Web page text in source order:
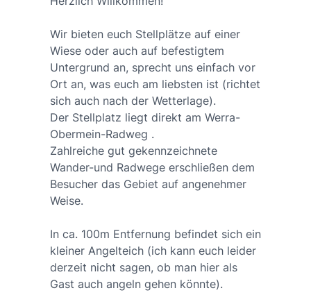
Wir bieten euch Stellplätze auf einer
Wiese oder auch auf befestigtem
Untergrund an, sprecht uns einfach vor
Ort an, was euch am liebsten ist (richtet
sich auch nach der Wetterlage).
Der Stellplatz liegt direkt am Werra-
Obermein-Radweg .
Zahlreiche gut gekennzeichnete
Wander-und Radwege erschließen dem
Besucher das Gebiet auf angenehmer
Weise.
In ca. 100m Entfernung befindet sich ein
kleiner Angelteich (ich kann euch leider
derzeit nicht sagen, ob man hier als
Gast auch angeln gehen könnte).